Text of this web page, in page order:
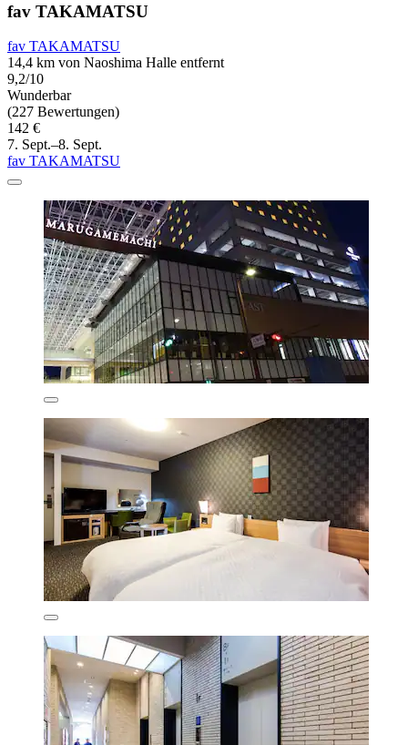
fav TAKAMATSU
fav TAKAMATSU
14,4 km von Naoshima Halle entfernt
9,2/10
Wunderbar
(227 Bewertungen)
142 €
7. Sept.–8. Sept.
fav TAKAMATSU